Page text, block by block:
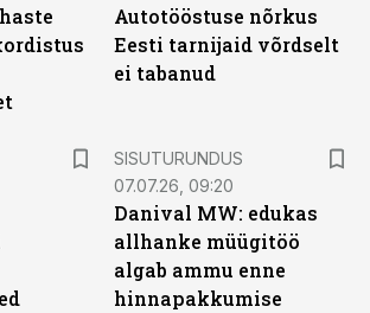
Autotööstuse nõrkus
Eesti tarnijaid võrdselt
ei tabanud
SISUTURUNDUS
07.07.26, 09:20
Danival MW: edukas
allhanke müügitöö
algab ammu enne
hinnapakkumise